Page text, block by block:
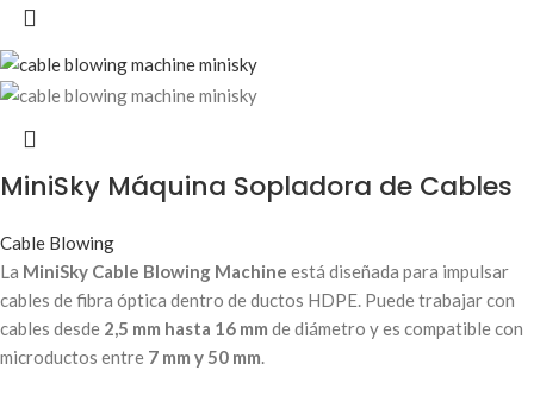
MiniSky Máquina Sopladora de Cables
Cable Blowing
La MiniSky Cable Blowing Machine está diseñada para impulsar
cables de fibra óptica dentro de ductos HDPE. Puede trabajar con
cables desde 2,5 mm hasta 16 mm de diámetro y es compatible con
microductos entre 7 mm y 50 mm.